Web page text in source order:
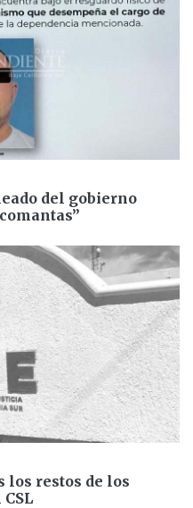
del gobierno
los restos de los